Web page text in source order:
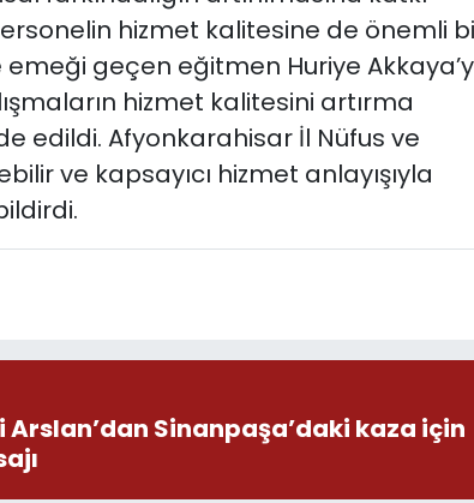
hizmet kalitesine de önemli
emeği geçen eğitmen Huriye
hizmet kalitesini artırma
edildi. Afyonkarahisar İl Nüfus ve
ve kapsayıcı hizmet anlayışıyla
Sinanpaşa’daki kaza için